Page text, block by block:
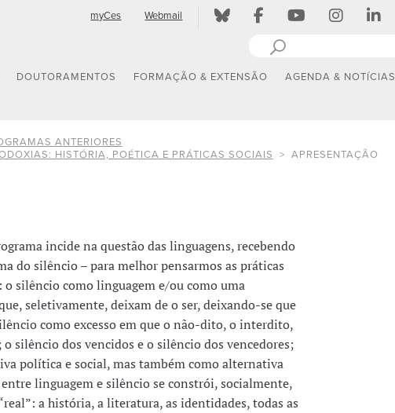
myCes Webmail
DOUTORAMENTOS FORMAÇÃO & EXTENSÃO AGENDA & NOTÍCIAS
ANTERIORES
HISTÓRIA, POÉTICA E PRÁTICAS SOCIAIS
APRESENTAÇÃO
incide na questão das linguagens, recebendo
do silêncio – para melhor pensarmos as práticas
o silêncio como linguagem e/ou como uma
seletivamente, deixam de o ser, deixando-se que
como excesso em que o não-dito, o interdito,
silêncio dos vencidos e o silêncio dos vencedores;
política e social, mas também como alternativa
linguagem e silêncio se constrói, socialmente,
a história, a literatura, as identidades, todas as